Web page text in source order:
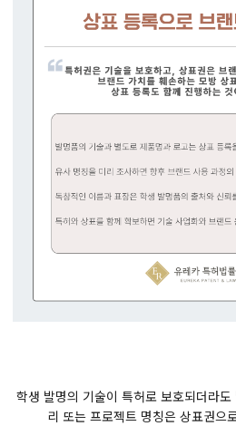
학생 발명의 기술이 특허로 보호되더라
리 또는 프로젝트 명칭은 상표권으